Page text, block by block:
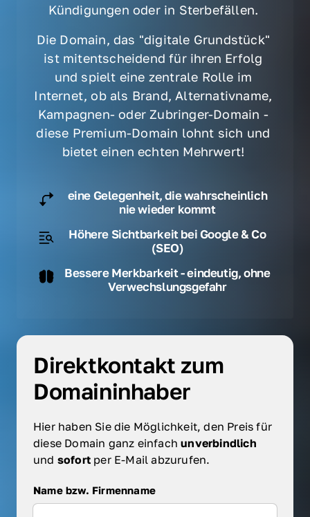
Kündigungen oder in Sterbefällen.
Die Domain, das "digitale Grundstück"
ist mitentscheidend für ihren Erfolg
und spielt eine zentrale Rolle im
Internet, ob als Brand, Alternativname,
Kampagnen- oder Zubringer-Domain -
diese Premium-Domain lohnt sich und
bietet einen echten Mehrwert!
eine Gelegenheit, die wahrscheinlich
nie wieder kommt
Höhere Sichtbarkeit bei Google & Co
(SEO)
Bessere Merkbarkeit - eindeutig, ohne
Verwechslungsgefahr
Direktkontakt zum
Domaininhaber
Hier haben Sie die Möglichkeit, den Preis für
diese Domain ganz einfach
und sofort per E-Mail abzurufen.
Name bzw. Firmenname
Name bzw. Firmenname